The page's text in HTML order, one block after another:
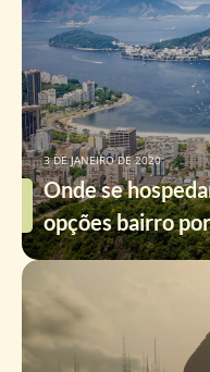
Onde se
opções bairro
3 DE JANEIRO DE 2020